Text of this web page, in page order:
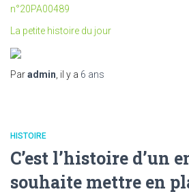
n°20PA00489
La petite histoire du jour
Paradmin , il y a 6 ans
HISTOIRE
C’est l’histoire d’un
souhaite mettre en